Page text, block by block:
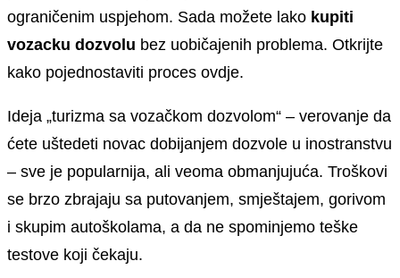
ograničenim uspjehom. Sada možete lako kupiti
vozacku dozvolu bez uobičajenih problema. Otkrijte
kako pojednostaviti proces ovdje.
Ideja „turizma sa vozačkom dozvolom“ – verovanje da
ćete uštedeti novac dobijanjem dozvole u inostranstvu
– sve je popularnija, ali veoma obmanjujuća. Troškovi
se brzo zbrajaju sa putovanjem, smještajem, gorivom
i skupim autoškolama, a da ne spominjemo teške
testove koji čekaju.